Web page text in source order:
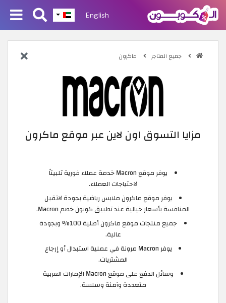
English
جميع المتاجر ماكرون
مزايا التسوق اون لاين عبر موقع ماكرون
يوفر موقع Macron خدمة عملاء فورية تلبيتاً
لاحتياجات العملاء.
يوفر موقع ماكرون ملابس رياضية بجودة لاتقبل
المنافسة بأسعار خيالية عند تطبيق كوبون خصم Macron.
جميع منتجات موقع ماكرون أصلية 100% وبجودة
عالية.
يوفر Macron مرونة في عملية استبدال أو إرجاع
المشتريات.
وسائل الدفع على موقع Macron الإمارات العربية
متعددة وآمنة وسلسة.